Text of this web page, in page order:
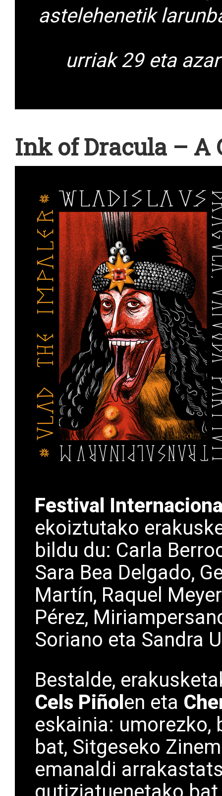
astelehenetik
urriak 29 eta
Ink of Dracula – A
Festival
ekoiztutako
bildu du: Carla
Sara Bea Delgado,
Martín, Raquel
Pérez,
Soriano eta Sandra
Bestalde,
Cels Piñol en eta
eskainia:
bat, Sitgeseko
emanaldi